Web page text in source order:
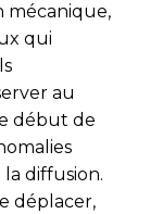
mécanique,
qui
au
début de
diffusion.
déplacer,